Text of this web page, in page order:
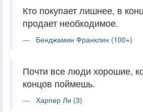
Кто покупает лишнее, в
продает необходимое.
Бенджамин Франклин (100+)
Почти все люди хорошие,
концов поймешь.
Харпер Ли (3)